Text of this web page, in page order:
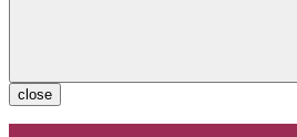
close